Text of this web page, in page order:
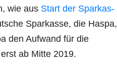
wie aus Start der Spar­kas­
Spar­kas­se, die Has­pa,
den Auf­wand für die
ab Mit­te 2019.